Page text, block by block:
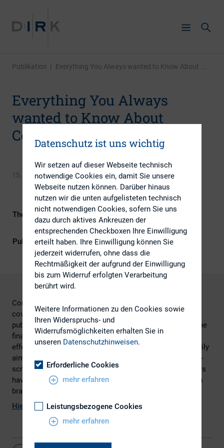
Publikation | Everything You Always wanted to Know About ...
Everything You Always
wanted to Know About
Corporate Access
15. Dezember 2014
Themengebiet
ESG (inkl. Nachhaltigkeit &
Governance)
Publikationsform
Externe Publikationen
Corporate Access has received a great deal of media
coverage for nearly two years. In its Policy Statement
published last May, FCA ended the suspense by setting the
final rules governing the use of dealing commissions,
effective June 2, 2014. Though the new rules were primarily
aimed at UK Investors, they have resulted in a lot of head-
scratching in other countries and certain non-UK investors
have already altered their practices, especially those with
branch office in London.
Hier
geht es zur Studie
Datenschutz ist uns wichtig
Wir setzen auf dieser Webseite technisch
notwendige Cookies ein, damit Sie unsere
Webseite nutzen können. Darüber hinaus
nutzen wir die unten aufgelisteten technisch
nicht notwendigen Cookies, sofern Sie uns
dazu durch aktives Ankreuzen der
entsprechenden Checkboxen Ihre Einwilligung
erteilt haben. Ihre Einwilligung können Sie
jederzeit widerrufen, ohne dass die
Rechtmäßigkeit der aufgrund der Einwilligung
bis zum Widerruf erfolgten Verarbeitung
berührt wird.
Weitere Informationen zu den Cookies sowie
Ihren Widerspruchs- und
Widerrufsmöglichkeiten erhalten Sie in
unseren Datenschutzhinweisen.
Erforderliche Cookies
mehr erfahren
Leistungsbezogene Cookies
mehr erfahren